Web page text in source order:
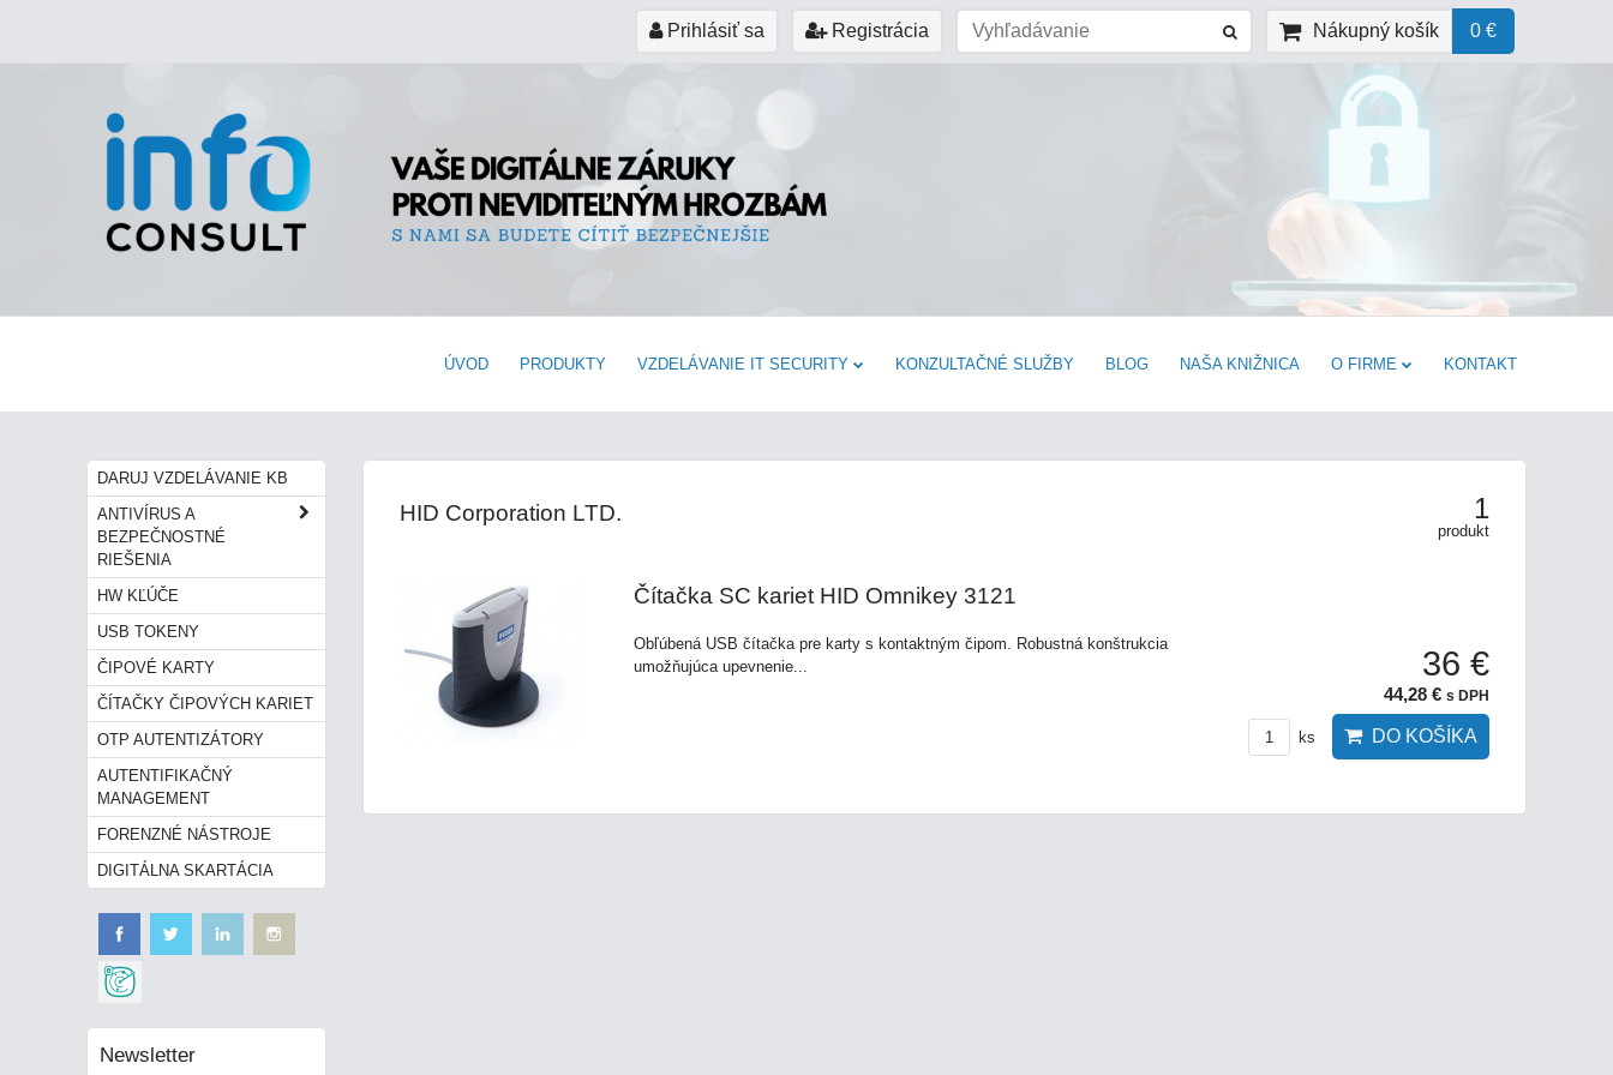
Prihlásiť sa Registrácia Nákupný košík 0 €
ÚVOD PRODUKTY VZDELÁVANIE IT SECURITY KONZULTAČNÉ SLUŽBY BLOG NAŠA KNIŽNICA O FIRME KONTAKT
HID Corporation LTD. 1
produkt
Čítačka SC kariet HID Omnikey 3121
Obľúbená USB čítačka pre karty s kontaktným čipom. Robustná konštrukcia
umožňujúca upevnenie...
36 €
44,28 € s DPH
ks DO KOŠÍKA
DARUJ VZDELÁVANIE KB
ANTIVÍRUS A
BEZPEČNOSTNÉ
RIEŠENIA
HW KĽÚČE
USB TOKENY
ČIPOVÉ KARTY
ČÍTAČKY ČIPOVÝCH KARIET
OTP AUTENTIZÁTORY
AUTENTIFIKAČNÝ
MANAGEMENT
FORENZNÉ NÁSTROJE
DIGITÁLNA SKARTÁCIA
Newsletter